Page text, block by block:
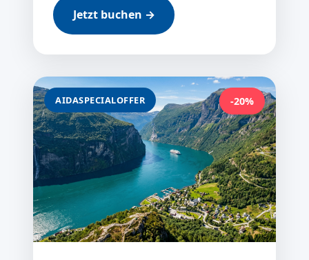
Jetzt buchen →
AIDASPECIALOFFER -20%